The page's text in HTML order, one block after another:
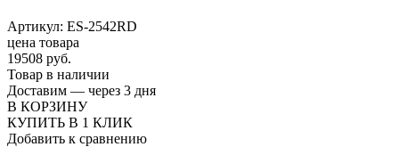
Артикул: ES-2542RD
цена товара
19508 руб.
Товар в наличии
Доставим — через 3 дня
В КОРЗИНУ
КУПИТЬ В 1 КЛИК
Добавить к сравнению